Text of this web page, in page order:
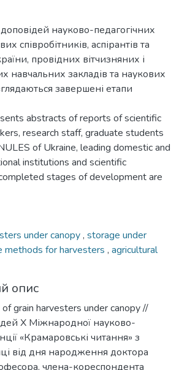
науково-педагогічних
співробітників, аспірантів та
провідних вітчизняних і
закладів та наукових
завершені етапи
abstracts of reports of scientific
research staff, graduate students
of Ukraine, leading domestic and
institutions and scientific
stages of development are
under canopy, storage under
methods for harvesters , agricultural
опис
grain harvesters under canopy //
Х Міжнародної науково-
«Крамаровські читання» з
від дня народження доктора
члена-кореспондента